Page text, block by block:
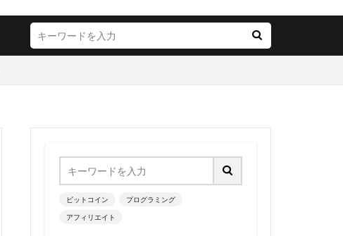
ビットコイン プログラミング
アフィリエイト